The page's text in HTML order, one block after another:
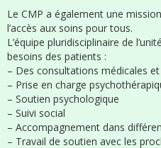
Le CMP a également une
l’accès aux soins pour tous.
L’équipe pluridisciplinaire de
besoins des patients :
– Des consultations médicales
– Prise en charge
– Soutien psychologique
– Suivi social
– Accompagnement dans
– Travail de soutien avec les